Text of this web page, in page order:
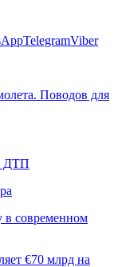
TelegramViber
Поводов для
ДТП
в современном
€70 млрд на